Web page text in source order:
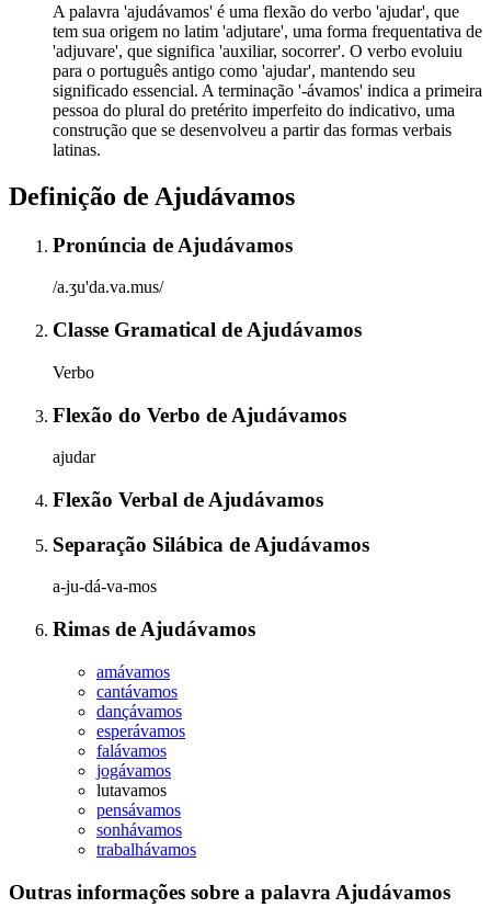
A palavra 'ajudávamos' é uma flexão do verbo 'ajudar', que
tem sua origem no latim 'adjutare', uma forma frequentativa de
'adjuvare', que significa 'auxiliar, socorrer'. O verbo evoluiu
para o português antigo como 'ajudar', mantendo seu
significado essencial. A terminação '-ávamos' indica a primeira
pessoa do plural do pretérito imperfeito do indicativo, uma
construção que se desenvolveu a partir das formas verbais
latinas.
Definição de Ajudávamos
Pronúncia de Ajudávamos
/a.ʒu'da.va.mus/
Classe Gramatical de Ajudávamos
Verbo
Flexão do Verbo de Ajudávamos
ajudar
Flexão Verbal de Ajudávamos
Separação Silábica de Ajudávamos
a-ju-dá-va-mos
Rimas de Ajudávamos
amávamos
cantávamos
dançávamos
esperávamos
falávamos
jogávamos
lutavamos
pensávamos
sonhávamos
trabalhávamos
Outras informações sobre a palavra Ajudávamos